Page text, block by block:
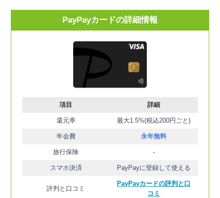
PayPayカードの詳細情報
項目 詳細
還元率 最大1.5%(税込200円ごと)
年会費 永年無料
旅行保険 -
スマホ決済 PayPayに登録して使える
評判と口コミ
PayPayカードの評判と口
コミ